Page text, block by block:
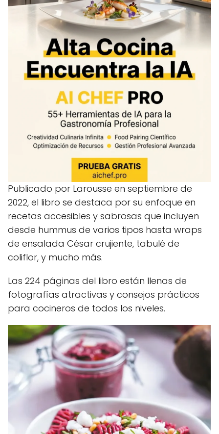
Publicado por Larousse en septiembre de
2022, el libro se destaca por su enfoque en
recetas accesibles y sabrosas que incluyen
desde hummus de varios tipos hasta wraps
de ensalada César crujiente, tabulé de
coliflor, y mucho más.
Las 224 páginas del libro están llenas de
fotografías atractivas y consejos prácticos
para cocineros de todos los niveles.